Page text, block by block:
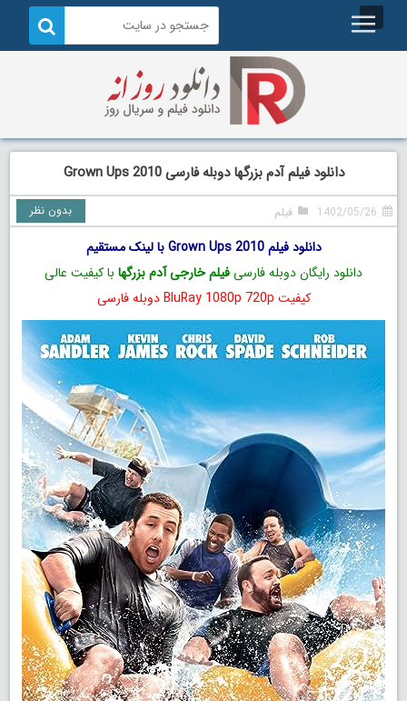
دانلود فیلم آدم بزرگها دوبله فارسی Grown Ups 2010
1402/05/26 فیلم بدون نظر
دانلود فیلم Grown Ups 2010 با لینک مستقیم
دانلود رایگان دوبله فارسیفیلم خارجی آدم بزرگها با کیفیت عالی
کیفیت BluRay 1080p 720p دوبله فارسی